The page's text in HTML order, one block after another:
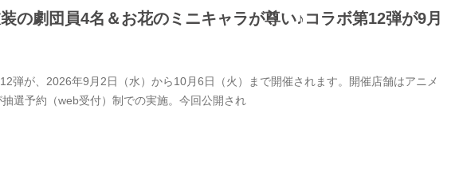
の劇団員4名＆お花のミニキャラが尊い♪コラボ第12弾が9月
弾が、2026年9月2日（水）から10月6日（火）まで開催されます。開催店舗はアニメ
選予約（web受付）制での実施。今回公開され